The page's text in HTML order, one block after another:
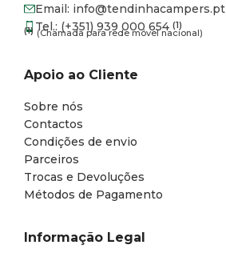
Email: info@tendinhacampers.pt
Tel.: (+351) 939 000 654 (1)
(1) (Chamada para rede móvel nacional)
Apoio ao Cliente
Sobre nós
Contactos
Condições de envio
Parceiros
Trocas e Devoluções
Métodos de Pagamento
Informação Legal